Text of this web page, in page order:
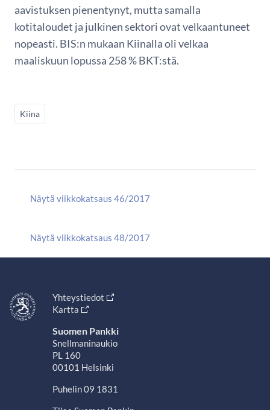
aavistuksen pienentynyt, mutta samalla
kotitaloudet ja julkinen sektori ovat velkaantuneet
nopeasti. BIS:n mukaan Kiinalla oli velkaa
maaliskuun lopussa 258 % BKT:stä.
Kiina
Näytä viikkokatsaus 46/2017
Näytä viikkokatsaus 48/2017
Yhteystiedot
Kartta
Suomen Pankki
Snellmaninaukio
PL 160
00101 Helsinki
Puhelin 09 1831